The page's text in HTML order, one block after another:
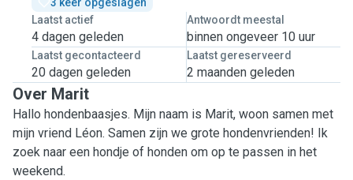
Laatst actief
4 dagen geleden
Antwoordt meestal
binnen ongeveer 10 uur
Laatst gecontacteerd
20 dagen geleden
Laatst gereserveerd
2 maanden geleden
Over Marit
Hallo hondenbaasjes. Mijn naam is Marit, woon samen met
mijn vriend Léon. Samen zijn we grote hondenvrienden! Ik
zoek naar een hondje of honden om op te passen in het
weekend.